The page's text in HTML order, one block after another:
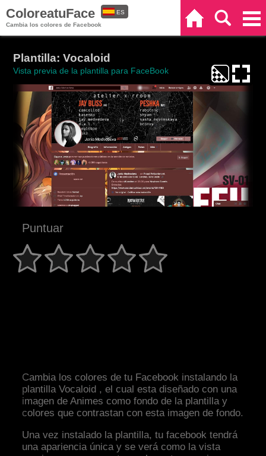
ColoreatuFace
Cambia los colores de Facebook
ES
Plantilla: Vocaloid
Vista previa de la plantilla para FaceBook
Puntuar
Cambia los colores de tu Facebook instalando la
plantilla Vocaloid , el cual esta diseñado con una
imagen de Animes como fondo de la plantilla y
colores que contrastan con esta imagen de fondo.
Una vez instalado la plantilla, tu facebook tendrá
una apariencia única y se verá como la vista